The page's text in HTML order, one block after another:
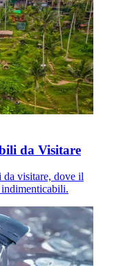
da Visitare
da visitare, dove il
indimenticabili.